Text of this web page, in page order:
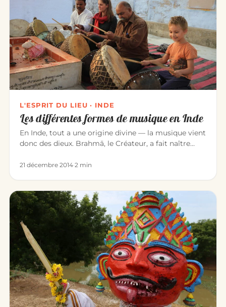
L'ESPRIT DU LIEU · INDE
Les différentes formes de musique en Inde
En Inde, tout a une origine divine — la musique vient
donc des dieux. Brahmā, le Créateur, a fait naître
21 décembre 2014·2 min